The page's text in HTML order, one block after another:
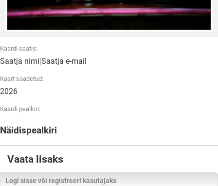
Kaardi saatis:
Saatja nimi|Saatja e-mail
Kaart saadetud:
2026
Kaardi pealkiri:
Näidispealkiri
Vaata lisaks
Logi sisse või registreeri kasutajaks